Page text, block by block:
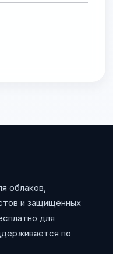
облаков,
и защищённых
для
по